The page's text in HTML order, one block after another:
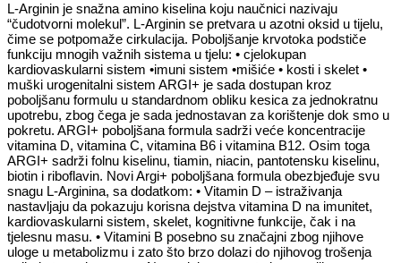
L-Arginin je snažna amino kiselina koju naučnici nazivaju
“čudotvorni molekul”. L-Arginin se pretvara u azotni oksid u tijelu,
čime se potpomaže cirkulacija. Poboljšanje krvotoka podstiče
funkciju mnogih važnih sistema u tjelu: • cjelokupan
kardiovaskularni sistem •imuni sistem •mišiće • kosti i skelet •
muški urogenitalni sistem ARGI+ je sada dostupan kroz
poboljšanu formulu u standardnom obliku kesica za jednokratnu
upotrebu, zbog čega je sada jednostavan za korištenje dok smo u
pokretu. ARGI+ poboljšana formula sadrži veće koncentracije
vitamina D, vitamina C, vitamina B6 i vitamina B12. Osim toga
ARGI+ sadrži folnu kiselinu, tiamin, niacin, pantotensku kiselinu,
biotin i riboflavin. Novi Argi+ poboljšana formula obezbjeđuje svu
snagu L-Arginina, sa dodatkom: • Vitamin D – istraživanja
nastavljaju da pokazuju korisna dejstva vitamina D na imunitet,
kardiovaskularni sistem, skelet, kognitivne funkcije, čak i na
tjelesnu masu. • Vitamini B posebno su značajni zbog njihove
uloge u metabolizmu i zato što brzo dolazi do njihovog trošenja